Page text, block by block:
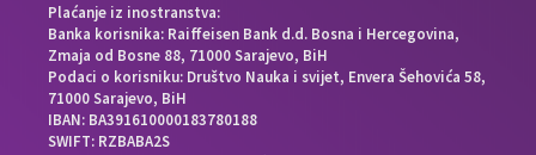
Plaćanje iz inostranstva:
Banka korisnika: Raiffeisen Bank d.d. Bosna i Hercegovina,
Zmaja od Bosne 88, 71000 Sarajevo, BiH
Podaci o korisniku: Društvo Nauka i svijet, Envera Šehovića 58,
71000 Sarajevo, BiH
IBAN: BA391610000183780188
SWIFT: RZBABA2S